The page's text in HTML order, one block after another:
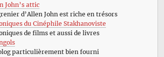
John’s attic
d’Allen John est riche en trésors
du Cinéphile Stakhanoviste
de films et aussi de livres
particulièrement bien fourni